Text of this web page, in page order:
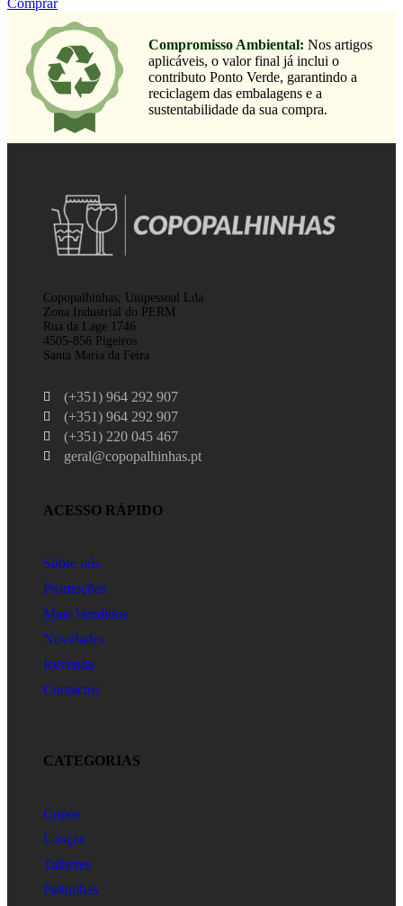
Compromisso Ambiental: Nos artigos
aplicáveis, o valor final já inclui o
contributo Ponto Verde, garantindo a
reciclagem das embalagens e a
sustentabilidade da sua compra.
Copopalhinhas, Unipessoal Lda
Zona Industrial do PERM
Rua da Lage 1746
4505-856 Pigeiros
Santa Maria da Feira
(+351) 964 292 907
(+351) 964 292 907
(+351) 220 045 467
geral@copopalhinhas.pt
ACESSO RÁPIDO
Sobre nós
Promoções
Mais Vendidos
Novidades
Revenda
Contactos
CATEGORIAS
Copos
Louças
Talheres
Palhinhas